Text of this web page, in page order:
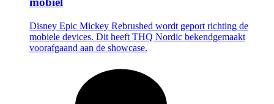
Disney Epic Mickey Rebrushed wordt geport richting de
mobiele devices. Dit heeft THQ Nordic bekendgemaakt
voorafgaand aan de showcase.